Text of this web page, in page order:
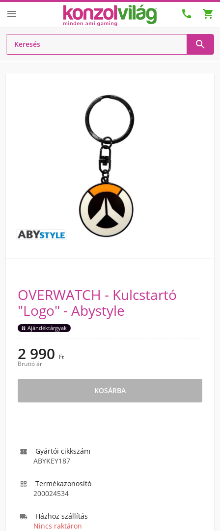
  

OVERWATCH - Kulcstartó
"Logo" - Abystyle
Ajándéktárgyak
2 990 Ft
Bruttó ár
KOSÁRBA

Gyártói cikkszám
ABYKEY187

Termékazonosító
200024534

Házhoz szállítás
Nincs raktáron